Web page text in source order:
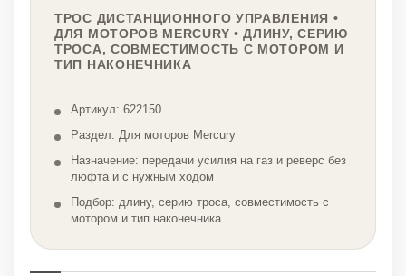
ТРОС ДИСТАНЦИОННОГО УПРАВЛЕНИЯ •
ДЛЯ МОТОРОВ MERCURY • ДЛИНУ, СЕРИЮ
ТРОСА, СОВМЕСТИМОСТЬ С МОТОРОМ И
ТИП НАКОНЕЧНИКА
Артикул: 622150
Раздел: Для моторов Mercury
Назначение: передачи усилия на газ и реверс без
люфта и с нужным ходом
Подбор: длину, серию троса, совместимость с
мотором и тип наконечника